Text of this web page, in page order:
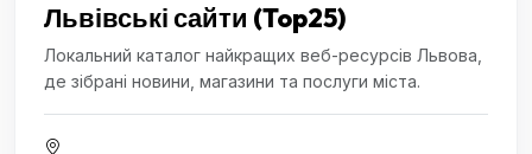
Львівські сайти (Top25)
Локальний каталог найкращих веб-ресурсів Львова,
де зібрані новини, магазини та послуги міста.